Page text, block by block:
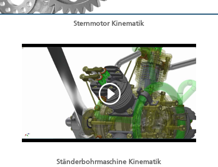
Sternmotor Kinematik
Ständerbohrmaschine Kinematik